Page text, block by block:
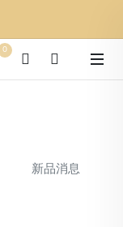
0
新品消息